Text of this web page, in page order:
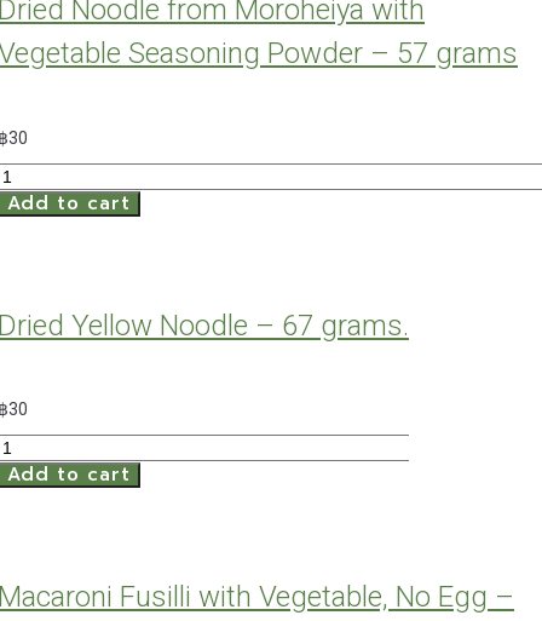
Noodle from Moroheiya with
Seasoning Powder – 57 grams
30
Add to cart
Yellow Noodle – 67 grams.
30
Add to cart
Fusilli with Vegetable, No Egg –